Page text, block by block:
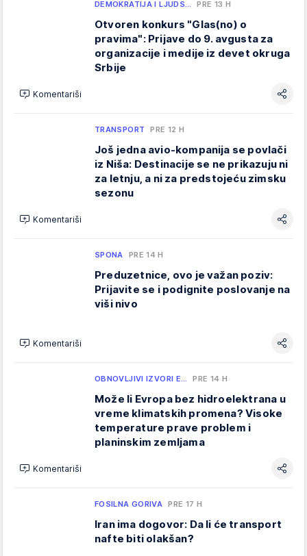
DEMOKRATIJA I LJUDS… PRE 13 H
Otvoren konkurs "Glas(no) o
pravima": Prijave do 9. avgusta za
organizacije i medije iz devet okruga
Srbije
Komentariši
TRANSPORT PRE 12 H
Još jedna avio-kompanija se povlači
iz Niša: Destinacije se ne prikazuju ni
za letnju, a ni za predstojeću zimsku
sezonu
Komentariši
SPONA PRE 14 H
Preduzetnice, ovo je važan poziv:
Prijavite se i podignite poslovanje na
viši nivo
Komentariši
OBNOVLJIVI IZVORI E… PRE 14 H
Može li Evropa bez hidroelektrana u
vreme klimatskih promena? Visoke
temperature prave problem i
planinskim zemljama
Komentariši
FOSILNA GORIVA PRE 17 H
Iran ima dogovor: Da li će transport
nafte biti olakšan?